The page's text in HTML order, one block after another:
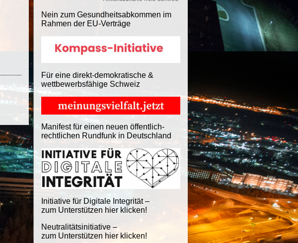
Nein zum Gesundheitsabkommen im
Rahmen der EU-Verträge
Für eine direkt-demokratische &
wettbewerbsfähige Schweiz
Manifest für einen neuen öffentlich-
rechtlichen Rundfunk in Deutschland
Initiative für Digitale Integrität –
zum Unterstützen hier klicken!
Neutralitätsinitiative –
zum Unterstützen hier klicken!